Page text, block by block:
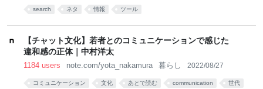
search ネタ 情報 ツール
【チャット文化】若者とのコミュニケーションで感じた
違和感の正体｜中村洋太
1184 users note.com/yota_nakamura 暮らし 2022/08/27
コミュニケーション 文化 あとで読む communication 世代